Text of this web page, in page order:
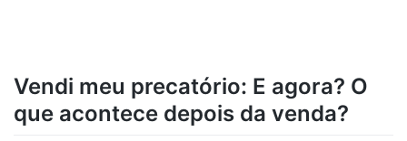
Vendi meu precatório: E agora? O
que acontece depois da venda?